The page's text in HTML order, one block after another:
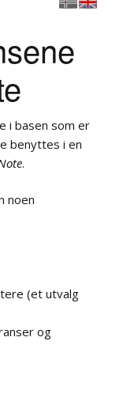
i basen som er
benyttes i en
.
noen
(et utvalg
og